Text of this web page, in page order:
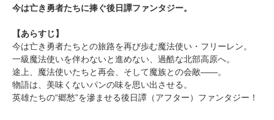
今は亡き勇者たちに捧ぐ後日譚ファンタジー。
【あらすじ】
今は亡き勇者たちとの旅路を再び歩む魔法使い・フリーレン。
一級魔法使いを伴わないと進めない、過酷な北部高原へ。
途上、魔法使いたちと再会、そして魔族との会敵――。
物語は、美味くないパンの味を思い出させる。
英雄たちの“郷愁”を滲ませる後日譚（アフター）ファンタジー！